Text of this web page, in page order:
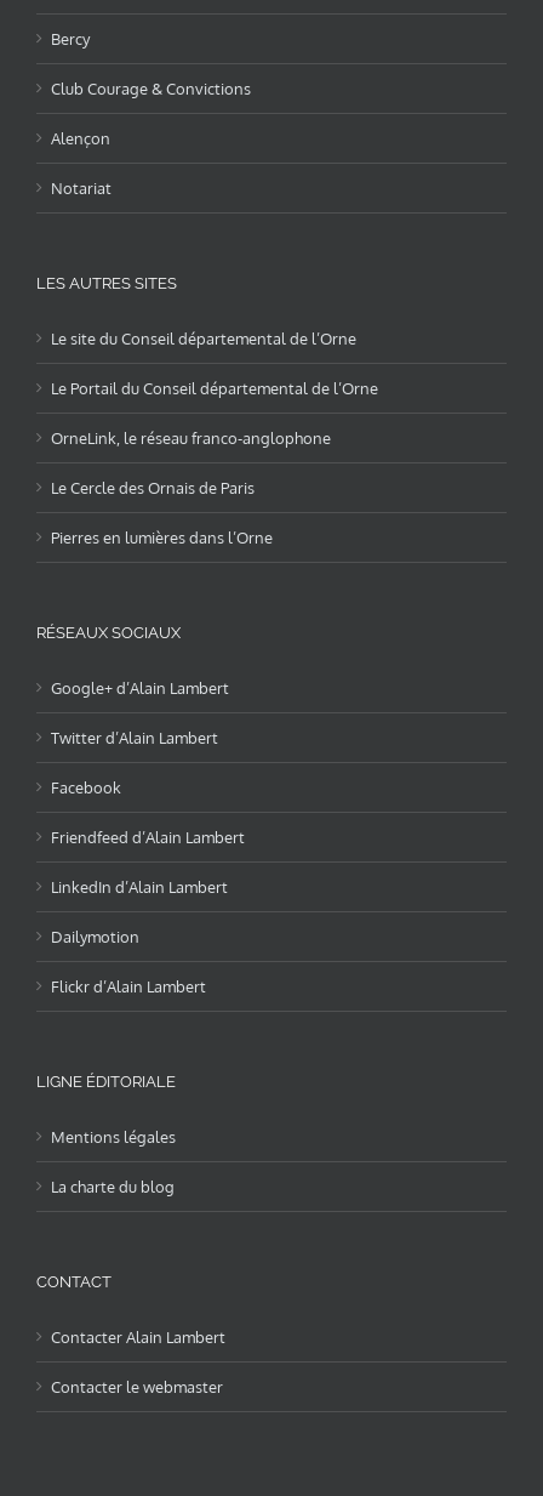
Bercy
Club Courage & Convictions
Alençon
Notariat
LES AUTRES SITES
Le site du Conseil départemental de l’Orne
Le Portail du Conseil départemental de l’Orne
OrneLink, le réseau franco-anglophone
Le Cercle des Ornais de Paris
Pierres en lumières dans l’Orne
RÉSEAUX SOCIAUX
Google+ d’Alain Lambert
Twitter d’Alain Lambert
Facebook
Friendfeed d’Alain Lambert
LinkedIn d’Alain Lambert
Dailymotion
Flickr d’Alain Lambert
LIGNE ÉDITORIALE
Mentions légales
La charte du blog
CONTACT
Contacter Alain Lambert
Contacter le webmaster